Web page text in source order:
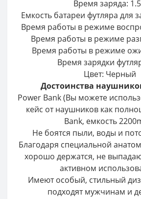
Время заряда:
Емкость батареи футляра для
Время работы в режиме
Время работы в режиме
Время работы в режиме
Время зарядки
Цвет: Черный
Достоинства
Power Bank (Вы можете
кейс от наушников как
Bank, емкость
Не боятся пыли, воды и
Благодаря специальной
хорошо держатся, не
активном
Имеют особый, стильный
подходят мужчинам и